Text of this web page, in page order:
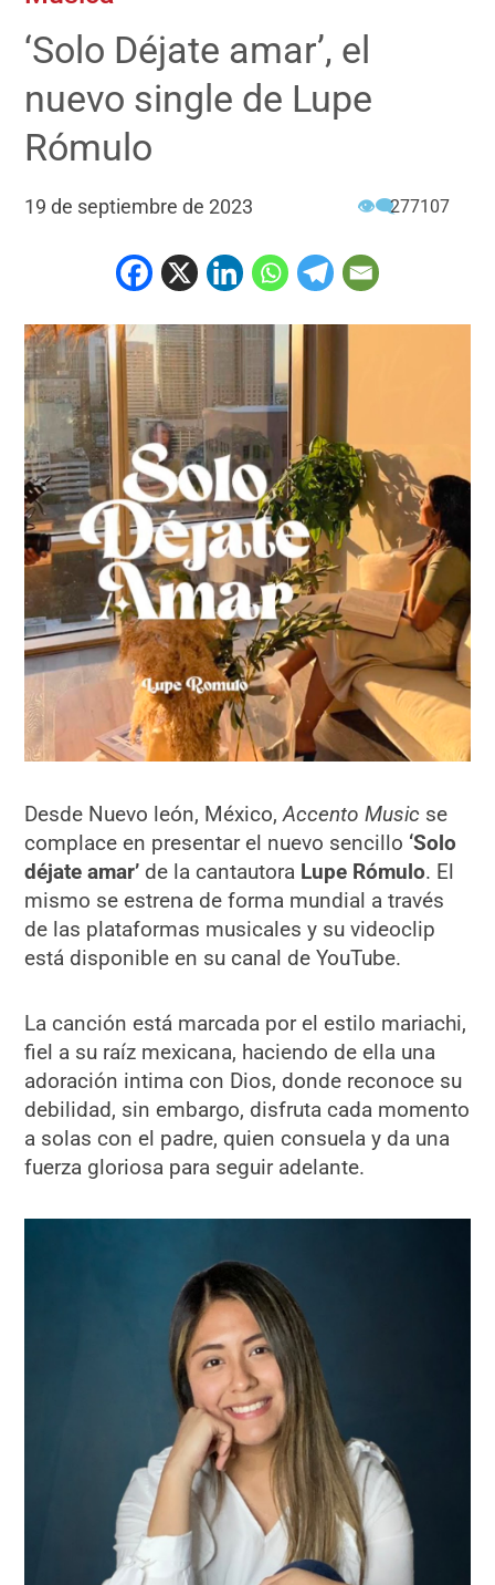
‘Solo Déjate amar’, el
nuevo single de Lupe
Rómulo
19 de septiembre de 2023 👁‍🗨277107
Desde Nuevo león, México,Accento Music se
complace en presentar el nuevo sencillo ‘Solo
déjate amar’ de la cantautora Lupe Rómulo. El
mismo se estrena de forma mundial a través
de las plataformas musicales y su videoclip
está disponible en su canal de YouTube.
La canción está marcada por el estilo mariachi,
fiel a su raíz mexicana, haciendo de ella una
adoración intima con Dios, donde reconoce su
debilidad, sin embargo, disfruta cada momento
a solas con el padre, quien consuela y da una
fuerza gloriosa para seguir adelante.